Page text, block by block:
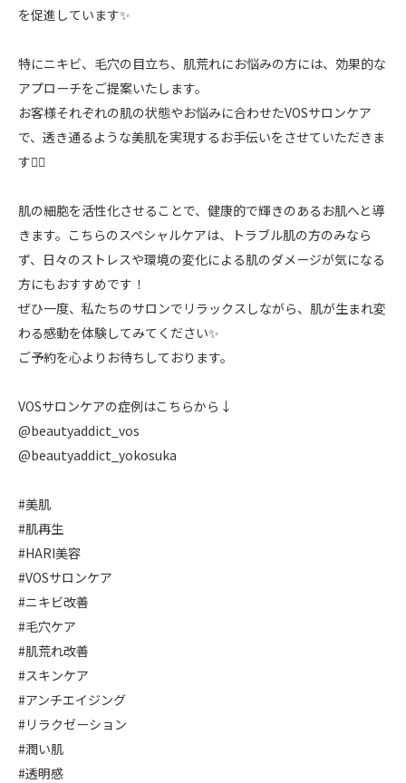
を促進しています✨
特にニキビ、毛穴の目立ち、肌荒れにお悩みの方には、効果的な
アプローチをご提案いたします。
お客様それぞれの肌の状態やお悩みに合わせたVOSサロンケア
で、透き通るような美肌を実現するお手伝いをさせていただきま
す🙇‍♀️
肌の細胞を活性化させることで、健康的で輝きのあるお肌へと導
きます。こちらのスペシャルケアは、トラブル肌の方のみなら
ず、日々のストレスや環境の変化による肌のダメージが気になる
方にもおすすめです！
ぜひ一度、私たちのサロンでリラックスしながら、肌が生まれ変
わる感動を体験してみてください✨
ご予約を心よりお待ちしております。
VOSサロンケアの症例はこちらから↓
@beautyaddict_vos
@beautyaddict_yokosuka
#美肌
#肌再生
#HARI美容
#VOSサロンケア
#ニキビ改善
#毛穴ケア
#肌荒れ改善
#スキンケア
#アンチエイジング
#リラクゼーション
#潤い肌
#透明感